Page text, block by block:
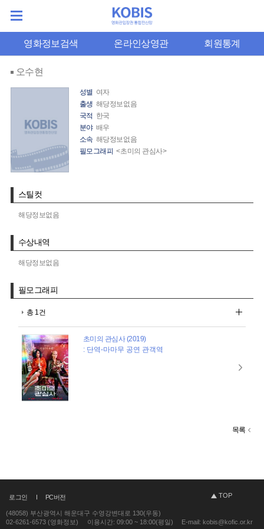
영화정보검색 온라인상영관 회원통계
오수현
성별 여자
출생 해당정보없음
국적 한국
분야 배우
소속 해당정보없음
필모그래피 <초미의 관심사>
스틸컷
해당정보없음
수상내역
해당정보없음
필모그래피
총 1건
초미의 관심사 (2019)
: 단역-마마무 공연 관객역
목록
로그인 PC버전 TOP
(48058) 부산광역시 해운대구 수영강변대로 130(우동)
02-6261-6573 (영화정보)
이용시간: 09:00 ~ 18:00(평일) E-mail: kobis@kofic.or.kr